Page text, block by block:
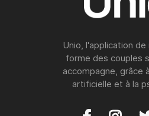
Unio, l'application
forme des couples
accompagne, grâce
artificielle et à la